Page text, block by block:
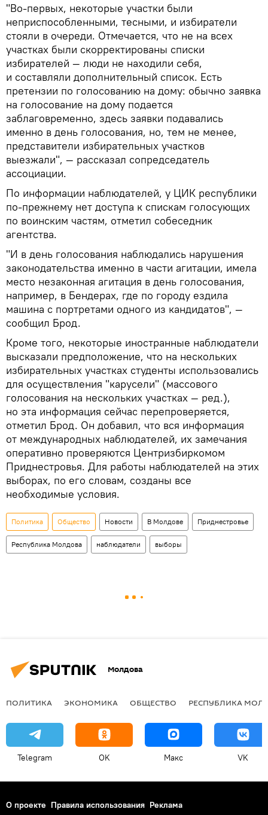
"Во-первых, некоторые участки были
неприспособленными, тесными, и избиратели
стояли в очереди. Отмечается, что не на всех
участках были скорректированы списки
избирателей — люди не находили себя,
и составляли дополнительный список. Есть
претензии по голосованию на дому: обычно заявка
на голосование на дому подается
заблаговременно, здесь заявки подавались
именно в день голосования, но, тем не менее,
представители избирательных участков
выезжали", — рассказал сопредседатель
ассоциации.
По информации наблюдателей, у ЦИК республики
по-прежнему нет доступа к спискам голосующих
по воинским частям, отметил собеседник
агентства.
"И в день голосования наблюдались нарушения
законодательства именно в части агитации, имела
место незаконная агитация в день голосования,
например, в Бендерах, где по городу ездила
машина с портретами одного из кандидатов", —
сообщил Брод.
Кроме того, некоторые иностранные наблюдатели
высказали предположение, что на нескольких
избирательных участках студенты использовались
для осуществления "карусели" (массового
голосования на нескольких участках — ред.),
но эта информация сейчас перепроверяется,
отметил Брод. Он добавил, что вся информация
от международных наблюдателей, их замечания
оперативно проверяются Центризбиркомом
Приднестровья. Для работы наблюдателей на этих
выборах, по его словам, созданы все
необходимые условия.
Политика Общество Новости В Молдове Приднестровье
Республика Молдова наблюдатели выборы
Молдова
ПОЛИТИКА ЭКОНОМИКА ОБЩЕСТВО РЕСПУБЛИКА
Telegram OK Макс VK
О проекте Правила использования Реклама